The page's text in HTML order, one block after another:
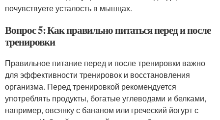
почувствуете усталость в мышцах.
Вопрос 5: Как правильно питаться перед и после
тренировки
Правильное питание перед и после тренировки важно
для эффективности тренировок и восстановления
организма. Перед тренировкой рекомендуется
употреблять продукты, богатые углеводами и белками,
например, овсянку с бананом или греческий йогурт с